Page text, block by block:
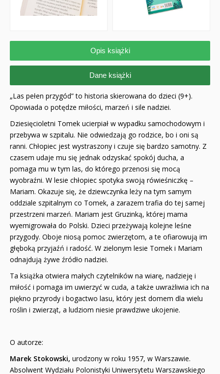
Opis książki
Dane książki
„Las pełen przygód” to historia skierowana do dzieci (9+).
Opowiada o potędze miłości, marzeń i sile nadziei.
Dziesięcioletni Tomek ucierpiał w wypadku samochodowym i
przebywa w szpitalu. Nie odwiedzają go rodzice, bo i oni są
ranni. Chłopiec jest wystraszony i czuje się bardzo samotny. Z
czasem udaje mu się jednak odzyskać spokój ducha, a
pomaga mu w tym las, do którego przenosi się mocą
wyobraźni. W lesie chłopiec spotyka swoją rówieśniczkę –
Mariam. Okazuje się, że dziewczynka leży na tym samym
oddziale szpitalnym co Tomek, a zarazem trafia do tej samej
przestrzeni marzeń. Mariam jest Gruzinką, której mama
wyemigrowała do Polski. Dzieci przeżywają kolejne leśne
przygody. Oboje niosą pomoc zwierzętom, a te ofiarowują im
głęboką przyjaźń i radość. W zielonym lesie Tomek i Mariam
odnajdują żywe źródło nadziei.
Ta książka otwiera małych czytelników na wiarę, nadzieję i
miłość i pomaga im uwierzyć w cuda, a także uwrażliwia ich na
piękno przyrody i bogactwo lasu, który jest domem dla wielu
roślin i zwierząt, a ludziom niesie prawdziwe ukojenie.
O autorze:
Marek Stokowski, urodzony w roku 1957, w Warszawie.
Absolwent Wydziału Polonistyki Uniwersytetu Warszawskiego